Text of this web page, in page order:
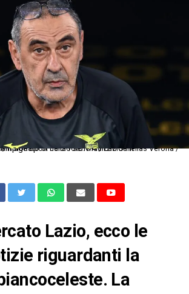
Hellas Verona / foto Domenico Cippitelli/Image Sport nella foto: Maurizio Sarri
Lazio, ecco le
riguardanti la
La